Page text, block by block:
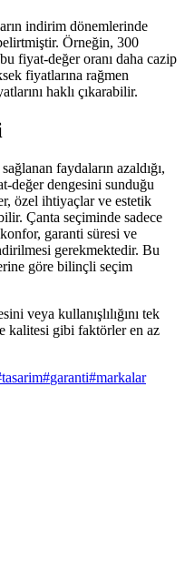
indirim dönemlerinde
Örneğin, 300
fiyat-değer oranı daha cazip
fiyatlarına rağmen
haklı çıkarabilir.
faydaların azaldığı,
değer dengesini sunduğu
özel ihtiyaçlar ve estetik
Çanta seçiminde sadece
garanti süresi ve
gerekmektedir. Bu
göre bilinçli seçim
veya kullanışlılığını tek
kalitesi gibi faktörler en az
tasarim#garanti#markalar